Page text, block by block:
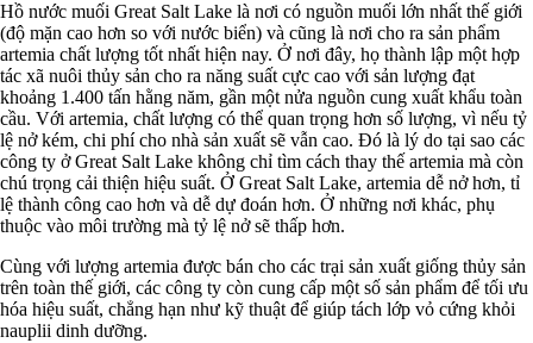
Hồ nước muối Great Salt Lake là nơi có nguồn muối lớn nhất thế giới
(độ mặn cao hơn so với nước biển) và cũng là nơi cho ra sản phẩm
artemia chất lượng tốt nhất hiện nay. Ở nơi đây, họ thành lập một hợp
tác xã nuôi thủy sản cho ra năng suất cực cao với sản lượng đạt
khoảng 1.400 tấn hằng năm, gần một nửa nguồn cung xuất khẩu toàn
cầu. Với artemia, chất lượng có thể quan trọng hơn số lượng, vì nếu tỷ
lệ nở kém, chi phí cho nhà sản xuất sẽ vẫn cao. Đó là lý do tại sao các
công ty ở Great Salt Lake không chỉ tìm cách thay thế artemia mà còn
chú trọng cải thiện hiệu suất. Ở Great Salt Lake, artemia dễ nở hơn, tỉ
lệ thành công cao hơn và dễ dự đoán hơn. Ở những nơi khác, phụ
thuộc vào môi trường mà tỷ lệ nở sẽ thấp hơn.
Cùng với lượng artemia được bán cho các trại sản xuất giống thủy sản
trên toàn thế giới, các công ty còn cung cấp một số sản phẩm để tối ưu
hóa hiệu suất, chẳng hạn như kỹ thuật để giúp tách lớp vỏ cứng khỏi
nauplii dinh dưỡng.